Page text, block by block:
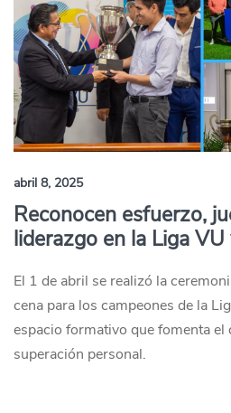
abril 8, 2025
Reconocen esfuerzo,
liderazgo en la Liga
El 1 de abril se realizó la
cena para los campeones de la
espacio formativo que fomenta el
superación personal.